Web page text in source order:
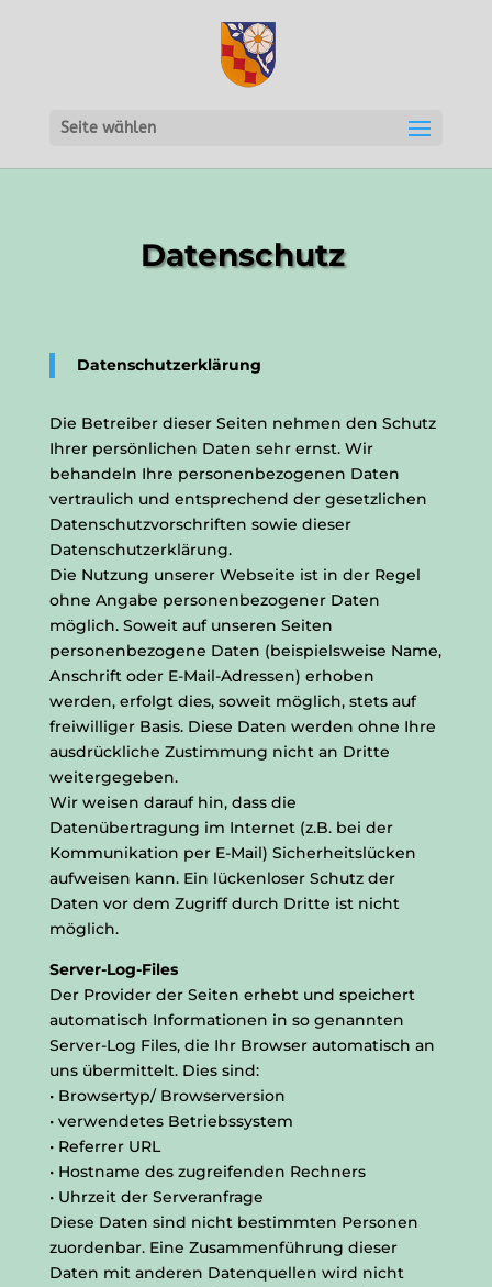
Seite wählen
Datenschutz
Datenschutzerklärung
Die Betreiber dieser Seiten nehmen den Schutz
Ihrer persönlichen Daten sehr ernst. Wir
behandeln Ihre personenbezogenen Daten
vertraulich und entsprechend der gesetzlichen
Datenschutzvorschriften sowie dieser
Datenschutzerklärung.
Die Nutzung unserer Webseite ist in der Regel
ohne Angabe personenbezogener Daten
möglich. Soweit auf unseren Seiten
personenbezogene Daten (beispielsweise Name,
Anschrift oder E-Mail-Adressen) erhoben
werden, erfolgt dies, soweit möglich, stets auf
freiwilliger Basis. Diese Daten werden ohne Ihre
ausdrückliche Zustimmung nicht an Dritte
weitergegeben.
Wir weisen darauf hin, dass die
Datenübertragung im Internet (z.B. bei der
Kommunikation per E-Mail) Sicherheitslücken
aufweisen kann. Ein lückenloser Schutz der
Daten vor dem Zugriff durch Dritte ist nicht
möglich.
Server-Log-Files
Der Provider der Seiten erhebt und speichert
automatisch Informationen in so genannten
Server-Log Files, die Ihr Browser automatisch an
uns übermittelt. Dies sind:
• Browsertyp/ Browserversion
• verwendetes Betriebssystem
• Referrer URL
• Hostname des zugreifenden Rechners
• Uhrzeit der Serveranfrage
Diese Daten sind nicht bestimmten Personen
zuordenbar. Eine Zusammenführung dieser
Daten mit anderen Datenquellen wird nicht